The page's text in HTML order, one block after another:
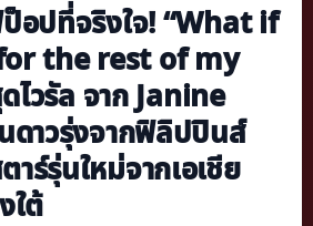
อปที่จริงใจ! “What if
the rest of my
ไวรัล จาก Janine
าวรุ่งจากฟิลิปปินส์
ร์รุ่นใหม่จากเอเชีย
ใต้